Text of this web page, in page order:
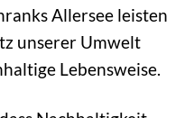
Allersee leisten
unserer Umwelt
Lebensweise.